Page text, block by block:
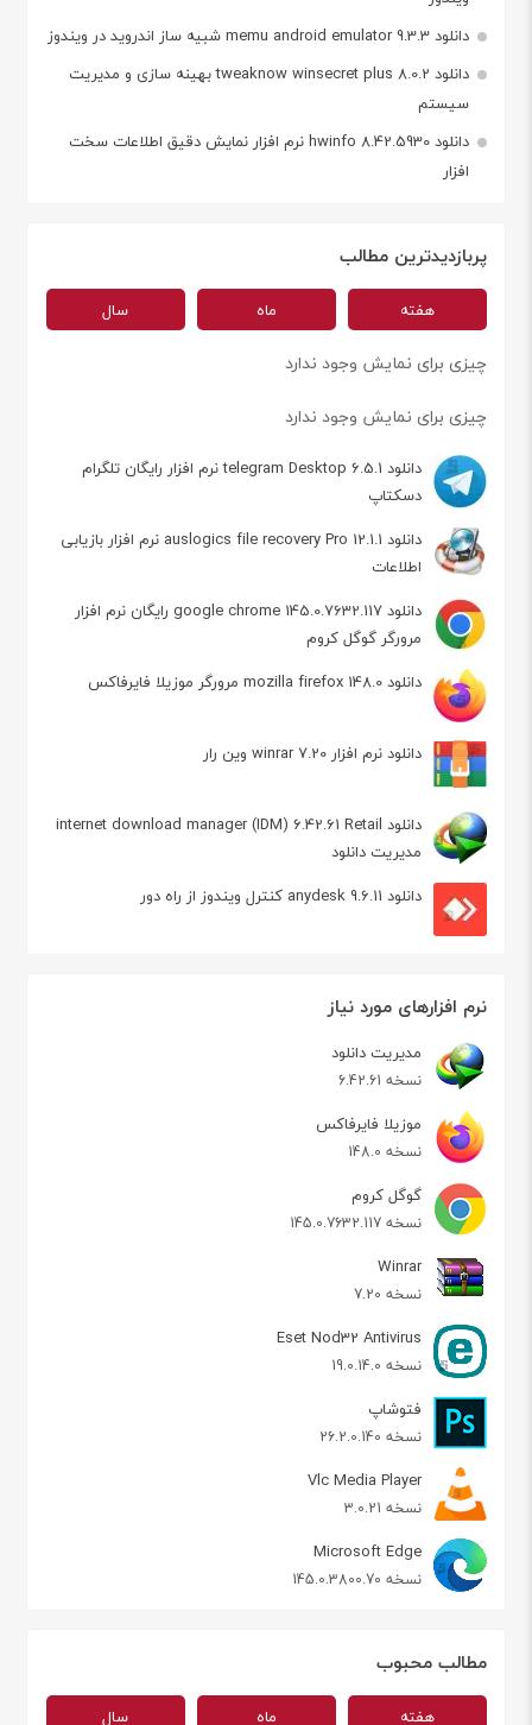
دانلود memu android emulator 9.3.3 شبیه ساز اندروید در ویندوز
دانلود tweaknow winsecret plus 8.0.2 بهینه سازی و مدیریت
سیستم
دانلود hwinfo 8.42.5930 نرم افزار نمایش دقیق اطلاعات سخت
افزار
پربازدیدترین مطالب
هفته ماه سال
چیزی برای نمایش وجود ندارد
چیزی برای نمایش وجود ندارد
دانلود telegram Desktop 6.5.1 نرم افزار رایگان تلگرام
دسکتاپ
دانلود auslogics file recovery Pro 12.1.1 نرم افزار بازیابی
اطلاعات
دانلود google chrome 145.0.7632.117 رایگان نرم افزار
مرورگر گوگل کروم
دانلود mozilla firefox 148.0 مرورگر موزیلا فایرفاکس
دانلود نرم افزار winrar 7.20 وین رار
دانلود internet download manager (IDM) 6.42.61 Retail
مدیریت دانلود
دانلود anydesk 9.6.11 کنترل ویندوز از راه دور
نرم افزارهای مورد نیاز
مدیریت دانلود
نسخه 6.42.61
موزیلا فایرفاکس
نسخه 148.0
گوگل کروم
نسخه 145.0.7632.117
Winrar
نسخه 7.20
Eset Nod32 Antivirus
نسخه 19.0.14.0
فتوشاپ
نسخه 26.2.0.140
Vlc Media Player
نسخه 3.0.21
Microsoft Edge
نسخه 145.0.3800.70
مطالب محبوب
هفته ماه سال